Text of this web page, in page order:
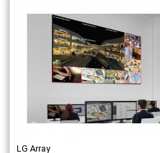
LG Array